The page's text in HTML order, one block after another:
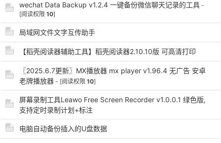
jie.
cn
wechat Data Backup v1.2.4 一键备份微信聊天记录的工具 -
[阅读权限 10]
局域网文件文字互传助手
【稻壳阅读器辅助工具】稻壳阅读器2.10.10版 可高清打印
〖2025.6.7更新〗MX播放器 mx player v1.96.4 无广告 安卓
老牌播放器 - [阅读权限 10]
屏幕录制工具Leawo Free Screen Recorder v1.0.0.1 绿色版,
支持定时录制计划+标注
电脑自动备份插入的U盘数据